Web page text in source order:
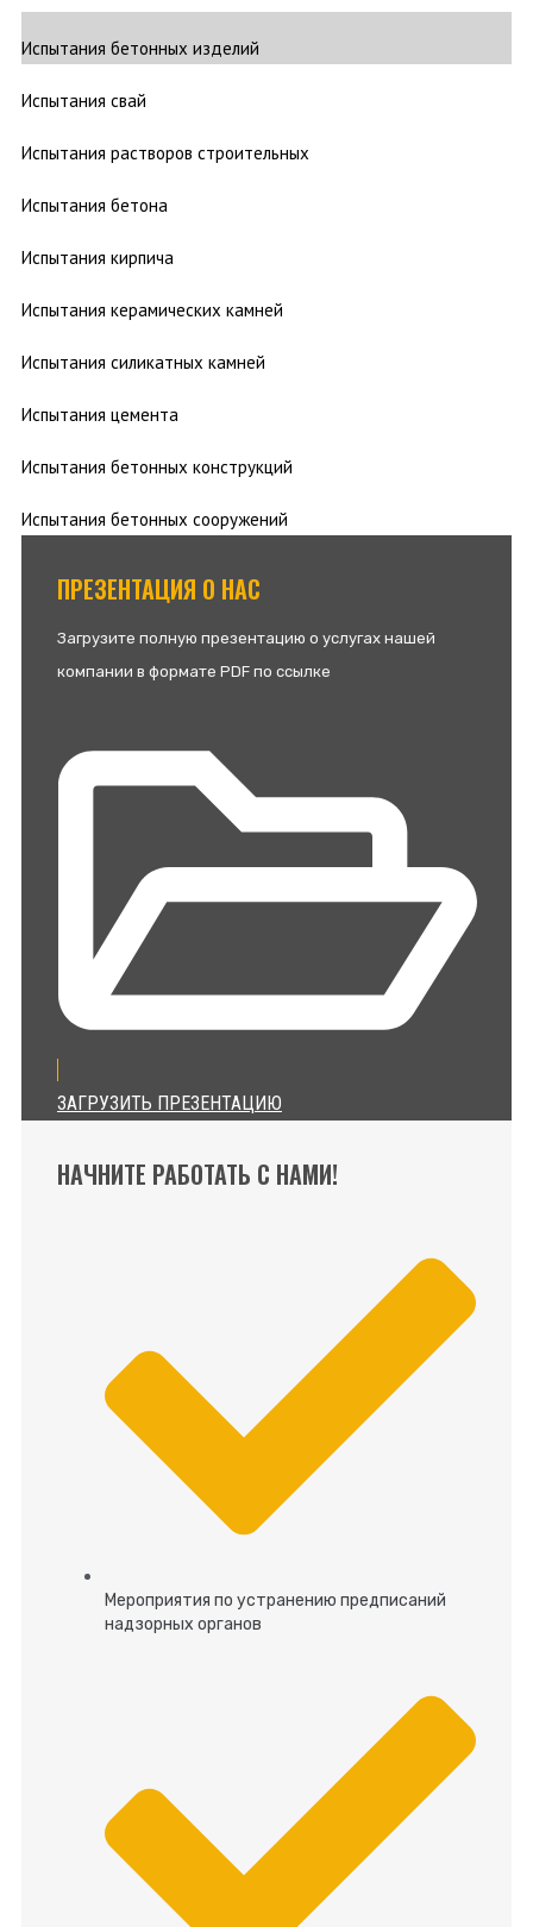
Испытания бетонных изделий
Испытания свай
Испытания растворов строительных
Испытания бетона
Испытания кирпича
Испытания керамических камней
Испытания силикатных камней
Испытания цемента
Испытания бетонных конструкций
Испытания бетонных сооружений
ПРЕЗЕНТАЦИЯ О НАС
Загрузите полную презентацию о услугах нашей
компании в формате PDF по ссылке
ЗАГРУЗИТЬ ПРЕЗЕНТАЦИЮ
НАЧНИТЕ РАБОТАТЬ С НАМИ!
Мероприятия по устранению предписаний
надзорных органов